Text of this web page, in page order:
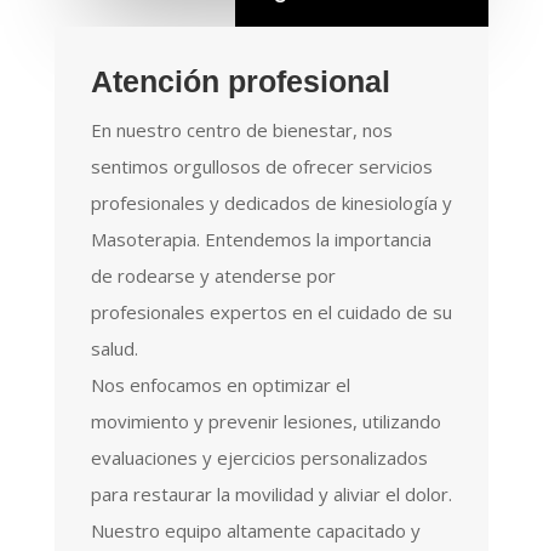
Atención profesional
En nuestro centro de bienestar, nos
sentimos orgullosos de ofrecer servicios
profesionales y dedicados de kinesiología y
Masoterapia. Entendemos la importancia
de rodearse y atenderse por
profesionales expertos en el cuidado de su
salud.
Nos enfocamos en optimizar el
movimiento y prevenir lesiones, utilizando
evaluaciones y ejercicios personalizados
para restaurar la movilidad y aliviar el dolor.
Nuestro equipo altamente capacitado y